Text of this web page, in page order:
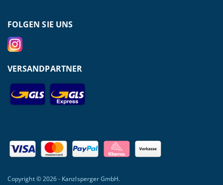
FOLGEN SIE UNS
VERSANDPARTNER
Copyright © 2026 - Kanzlsperger GmbH.